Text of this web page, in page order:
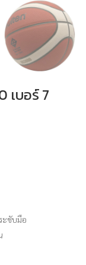
เบอร์ 7
ะชับมือ